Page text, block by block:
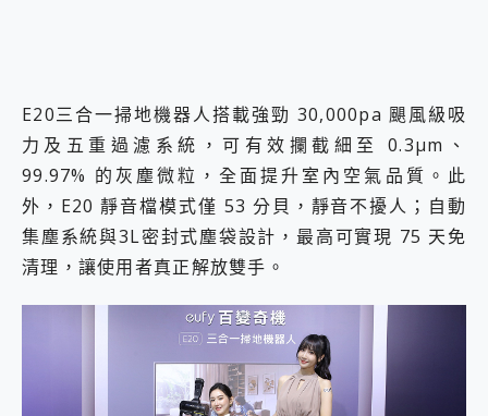
E20三合一掃地機器人搭載強勁 30,000pa 颶風級吸
力及五重過濾系統，可有效攔截細至 0.3μm、
99.97% 的灰塵微粒，全面提升室內空氣品質。此
外，E20 靜音檔模式僅 53 分貝，靜音不擾人；自動
集塵系統與3L密封式塵袋設計，最高可實現 75 天免
清理，讓使用者真正解放雙手。